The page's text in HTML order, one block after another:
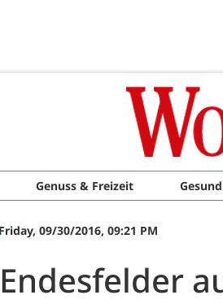
Genuss & Freizeit
Friday, 09/30/2016, 09:21 PM